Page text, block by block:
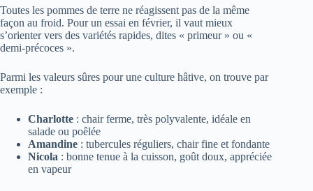
Toutes les pommes de terre ne réagissent pas de la même
façon au froid. Pour un essai en février, il vaut mieux
s’orienter vers des variétés rapides, dites « primeur » ou «
demi-précoces ».
Parmi les valeurs sûres pour une culture hâtive, on trouve par
exemple :
Charlotte : chair ferme, très polyvalente, idéale en
salade ou poêlée
Amandine : tubercules réguliers, chair fine et fondante
Nicola : bonne tenue à la cuisson, goût doux, appréciée
en vapeur